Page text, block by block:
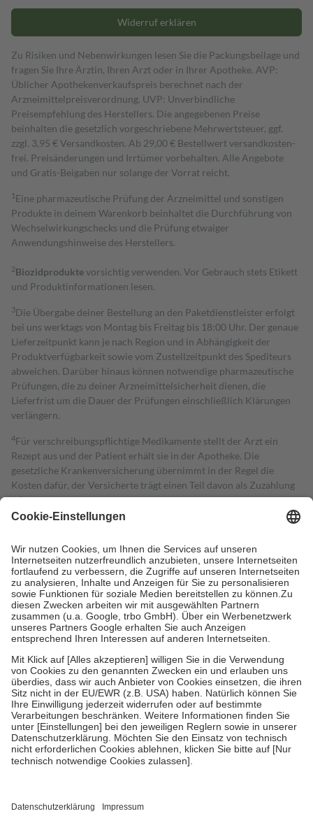
Widerruf erklären
Zu Risiken und Nebenwirkungen lesen Sie die Packungsbeilage und
fragen Sie Ihre Ärztin, Ihren Arzt oder in Ihrer Apotheke. AVP:
Üblicher Apothekenverkaufspreis berechnet nach der
Arzneimittelpreisverordnung. UVP: Unverbindliche
Preisempfehlung des Herstellers. Die angegebenen Preise
beinhalten die gesetzlich vorgeschriebene Mehrwertsteuer, ggf.
zzgl. 3,95 € Versandkosten. Ab 29,00 € Bestell­wert versand­kosten­
frei. Preisänderungen und Irrtümer vorbehalten. Alle Angebote
und Gratis-Beigaben nur solange der Vorrat reicht.
1 Eine pharmazeutische Prüfung der Arzneimittel und sonstigen
Produkte in deinem Warenkorb beinhaltet die Durchführung von
Wechselwirkungschecks und die Prüfung etwaiger
Anwendungshinweise des Herstellers.
2Biozidproduktevorsichtig verwenden. Vor Gebrauch stets Etikett
und Produktinformationen lesen.
3Die Übergabe deiner Bestellung an den Paketdienstleister erfolgt
bei uns werktags von Montag bis Freitag bis 18:00 Uhr. Der genaue
Lieferzeitpunkt kann je nach Region und in Abhängigkeit der
Produktverfügbarkeit sowie vom Zustellzeitpunkt des Spediteurs
abweichen. Darüber hinaus können notwendige pharmazeutische
Prüfungen, die zu deiner Arzneimittelsicherheit dienen, die
Lieferfrist um die Dauer der Prüfungen einschließlich Klärungen
verlängern.
4Für verschreibungspflichtige Medikamente stellt der Arzt ein
Rezept aus und der Patient erhält sie in der Apotheke. Die
gesetzliche Krankenversicherung übernimmt in der Regel die
Kosten dafür, der Versicherte trägt einen Teil davon als Zuzahlung
mit.
Grundsätzlich leisten Mitglieder Zuzahlungen in Höhe von zehn
höchstens zehn Euro.
Es sind jedoch nie mehr als die tatsächlichen
Kosten der Leistung zu entrichten.
Diese Regeln gelten grundsätzlich auch für Online-Apotheken.
Bei Heilmitteln und häuslicher Krankenpflege beträgt die
Zuzahlung zehn Prozent der Kosten sowie zehn Euro je
Verordnung.
Um das Engagement der Versicherten für ihre eigene Gesundheit zu
stärken und die besondere Stellung der Familie zu unterstützen,
fallenkeine Zuzahlungenan bei:
• Kindern und Jugendlichen bis zum vollendeten 18. Lebensjahr
mit Ausnahme der Fahrkosten
• Untersuchungen zur Vorsorge und Früherkennung, die von der
GKV getragen werden
• empfohlenen Schutzimpfungen
• Harn- und Blutteststreifen
getroffen, um sicherzustellen, dass es sich um echte Bewertungen